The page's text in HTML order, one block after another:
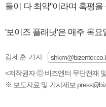
들이 다 최악"이라며 혹평을
'보이즈 플래닛'은 매주 목요
김세훈 기자
<저작권자 ⓒ 비즈엔터 무단전재
※ 보도자료 및 기사제보